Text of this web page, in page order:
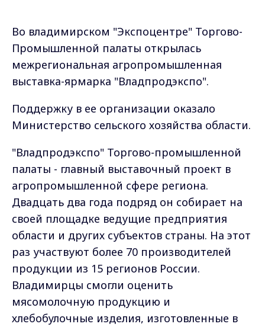
Во владимирском "Экспоцентре" Торгово-
Промышленной палаты открылась
межрегиональная агропромышленная
выставка-ярмарка "Владпродэкспо".
Поддержку в ее организации оказало
Министерство сельского хозяйства области.
"Владпродэкспо" Торгово-промышленной
палаты - главный выставочный проект в
агропромышленной сфере региона.
Двадцать два года подряд он собирает на
своей площадке ведущие предприятия
области и других субъектов страны. На этот
раз участвуют более 70 производителей
продукции из 15 регионов России.
Владимирцы смогли оценить
мясомолочную продукцию и
хлебобулочные изделия, изготовленные в